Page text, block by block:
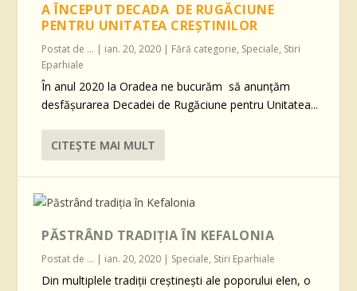
A ÎNCEPUT DECADA DE RUGĂCIUNE
PENTRU UNITATEA CREŞTINILOR
Postat de ... | ian. 20, 2020 | Fără categorie, Speciale, Stiri
Eparhiale
În anul 2020 la Oradea ne bucurăm să anunțăm
desfășurarea Decadei de Rugăciune pentru Unitatea...
CITEŞTE MAI MULT
PĂSTRÂND TRADIȚIA ÎN KEFALONIA
Postat de ... | ian. 20, 2020 | Speciale, Stiri Eparhiale
Din multiplele tradiții creștinești ale poporului elen, o